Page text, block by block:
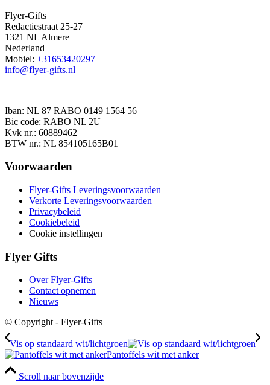
Flyer-Gifts
Redactiestraat 25-27
1321 NL Almere
Nederland
Mobiel: +31653420297
info@flyer-gifts.nl
Iban: NL 87 RABO 0149 1564 56
Bic code: RABO NL 2U
Kvk nr.: 60889462
BTW nr.: NL 854105165B01
Voorwaarden
Flyer-Gifts Leveringsvoorwaarden
Verkorte Leveringsvoorwaarden
Privacybeleid
Cookiebeleid
Cookie instellingen
Flyer Gifts
Over Flyer-Gifts
Contact opnemen
Nieuws
© Copyright - Flyer-Gifts
Vis op standaard wit/lichtgroen
Pantoffels wit met anker
Scroll naar bovenzijde